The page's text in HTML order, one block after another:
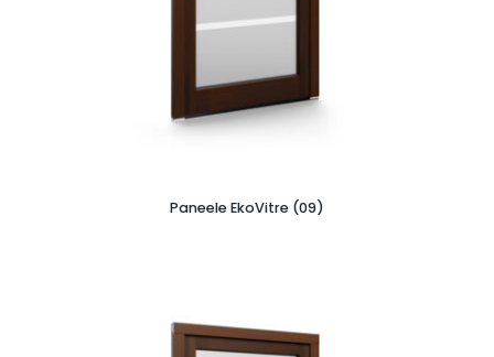
Paneele EkoVitre (09)